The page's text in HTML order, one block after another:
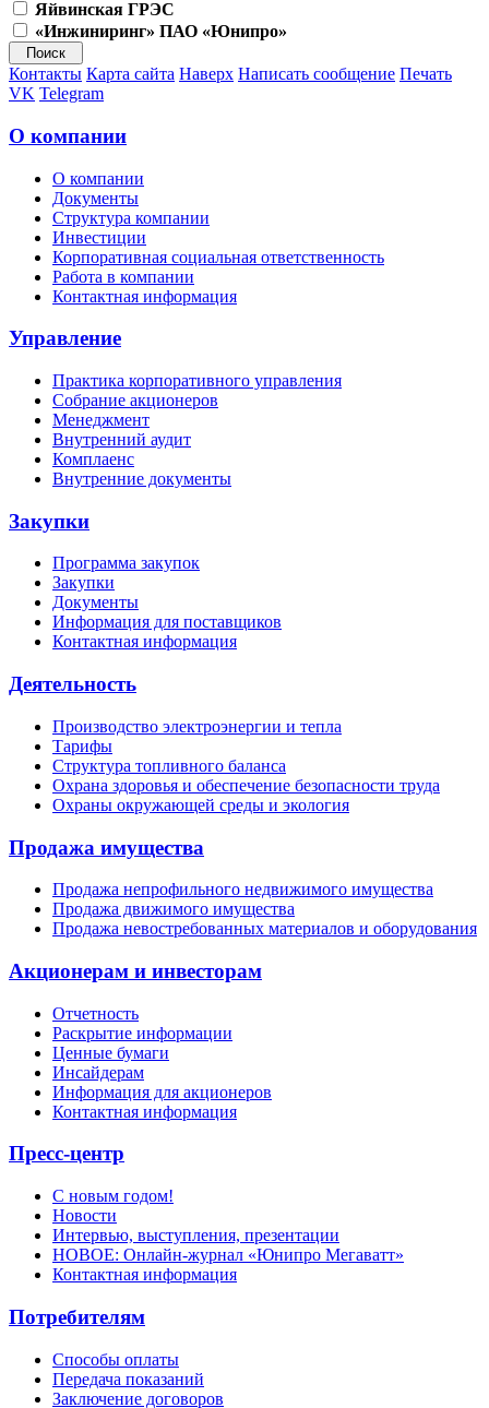
Яйвинская ГРЭС
«Инжиниринг» ПАО «Юнипро»
Контакты Карта сайта Наверх Написать сообщение Печать
VK Telegram
О компании
О компании
Документы
Структура компании
Инвестиции
Корпоративная социальная ответственность
Работа в компании
Контактная информация
Управление
Практика корпоративного управления
Собрание акционеров
Менеджмент
Внутренний аудит
Комплаенс
Внутренние документы
Закупки
Программа закупок
Закупки
Документы
Информация для поставщиков
Контактная информация
Деятельность
Производство электроэнергии и тепла
Тарифы
Структура топливного баланса
Охрана здоровья и обеспечение безопасности труда
Охраны окружающей среды и экология
Продажа имущества
Продажа непрофильного недвижимого имущества
Продажа движимого имущества
Продажа невостребованных материалов и оборудования
Акционерам и инвесторам
Отчетность
Раскрытие информации
Ценные бумаги
Инсайдерам
Информация для акционеров
Контактная информация
Пресс-центр
С новым годом!
Новости
Интервью, выступления, презентации
НОВОЕ: Онлайн-журнал «Юнипро Мегаватт»
Контактная информация
Потребителям
Способы оплаты
Передача показаний
Заключение договоров